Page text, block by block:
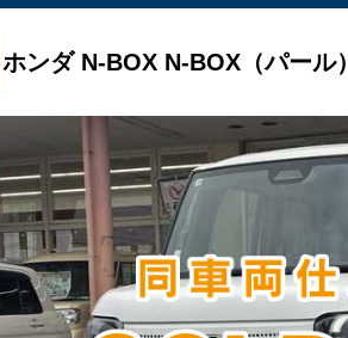
ホンダ N-BOX N-BOX（パール）